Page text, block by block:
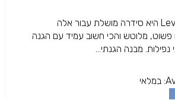
Level Vision היא סידרה מושלת עבור אלה
מלוטש והכי חשוב עמיד עם הגנה
מבנה הגנתי...
במלאי